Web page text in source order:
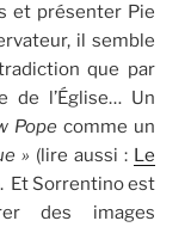
et présenter Pie
il semble
que par
de l’Église… Un
Pope comme un
» (lire aussi : Le
Et Sorrentino est
des images